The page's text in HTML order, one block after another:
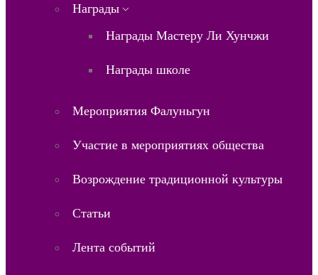
Награды
Награды Мастеру Ли Хунчжи
Награды школе
Мероприятия Фалуньгун
Участие в мероприятиях общества
Возрождение традиционной культуры
Статьи
Лента событий